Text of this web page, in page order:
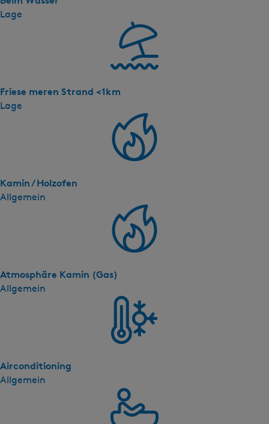
Lage
Lage
Friese meren Strand <1km
Allgemein
Kamin / Holzofen
Allgemein
Atmosphäre Kamin (Gas)
Allgemein
Airconditioning